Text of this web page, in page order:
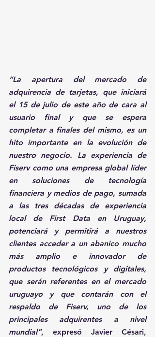
“La apertura del mercado de
adquirencia de tarjetas, que iniciará
el 15 de julio de este año de cara al
usuario final y que se espera
completar a finales del mismo, es un
hito importante en la evolución de
nuestro negocio. La experiencia de
Fiserv como una empresa global líder
en soluciones de tecnología
financiera y medios de pago, sumada
a las tres décadas de experiencia
local de First Data en Uruguay,
potenciará y permitirá a nuestros
clientes acceder a un abanico mucho
más amplio e innovador de
productos tecnológicos y digitales,
que serán referentes en el mercado
uruguayo y que contarán con el
respaldo de Fiserv, uno de los
principales adquirentes a nivel
mundial”, expresó Javier Césari,